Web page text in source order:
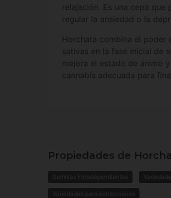
relajación. Es una cepa
regular la ansiedad o la
Horchata combina el poder
sativas en la fase inicial de
mejora el estado de ánimo
cannabis adecuada para
Propiedades de
Semillas Fotodependientes
Variedades para extracciones